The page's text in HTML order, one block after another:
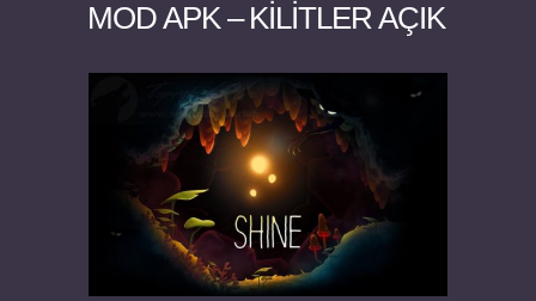
Felix the Reaper v1.25 FULL APK
MOD APK – KİLİTLER AÇIK